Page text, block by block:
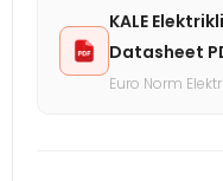
KALE
Datasheet
Euro Norm